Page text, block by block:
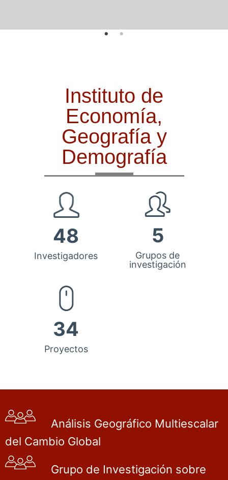
Instituto de
Economía,
Geografía y
Demografía
48
Investigadores
5
Grupos de
investigación
34
Proyectos
Análisis Geográfico Multiescalar
del Cambio Global
Grupo de Investigación sobre